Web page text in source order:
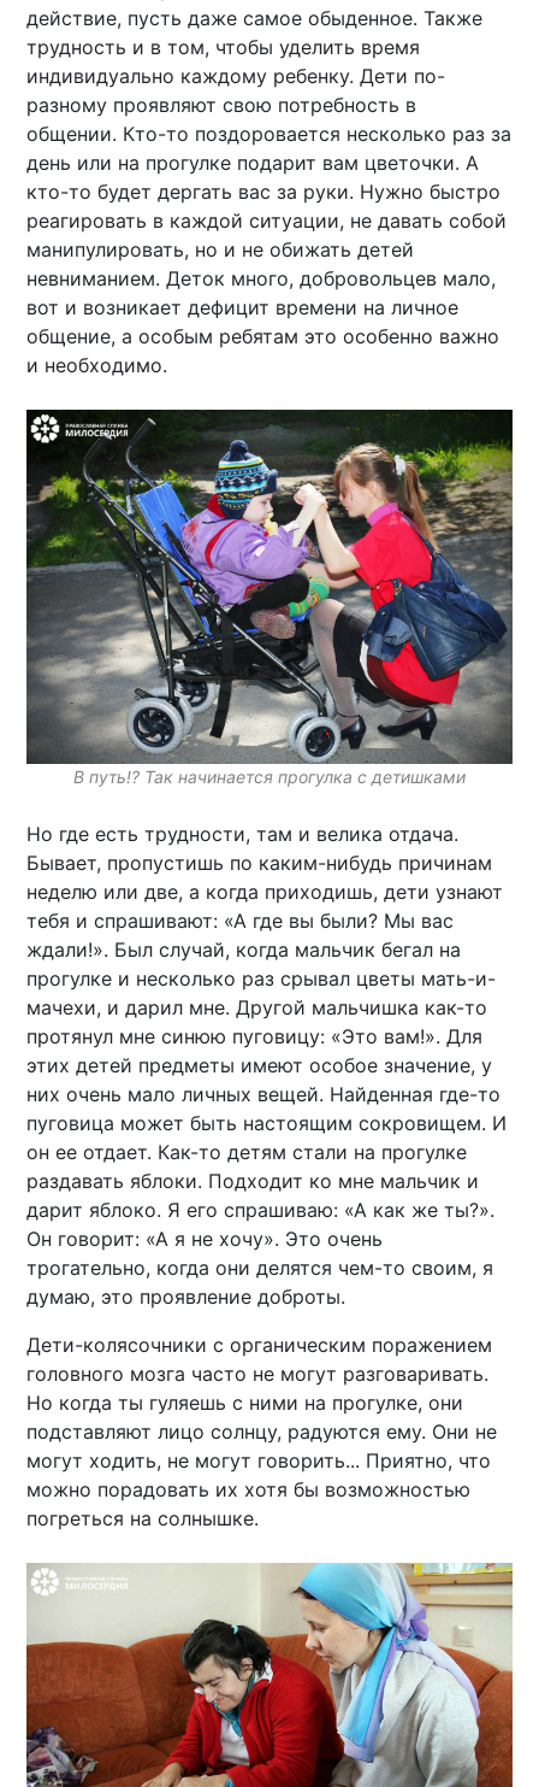
действие, пусть даже самое обыденное. Также
трудность и в том, чтобы уделить время
индивидуально каждому ребенку. Дети по-
разному проявляют свою потребность в
общении. Кто-то поздоровается несколько раз за
день или на прогулке подарит вам цветочки. А
кто-то будет дергать вас за руки. Нужно быстро
реагировать в каждой ситуации, не давать собой
манипулировать, но и не обижать детей
невниманием. Деток много, добровольцев мало,
вот и возникает дефицит времени на личное
общение, а особым ребятам это особенно важно
и необходимо.
В путь!? Так начинается прогулка с детишками
Но где есть трудности, там и велика отдача.
Бывает, пропустишь по каким-нибудь причинам
неделю или две, а когда приходишь, дети узнают
тебя и спрашивают: «А где вы были? Мы вас
ждали!». Был случай, когда мальчик бегал на
прогулке и несколько раз срывал цветы мать-и-
мачехи, и дарил мне. Другой мальчишка как-то
протянул мне синюю пуговицу: «Это вам!». Для
этих детей предметы имеют особое значение, у
них очень мало личных вещей. Найденная где-то
пуговица может быть настоящим сокровищем. И
он ее отдает. Как-то детям стали на прогулке
раздавать яблоки. Подходит ко мне мальчик и
дарит яблоко. Я его спрашиваю: «А как же ты?».
Он говорит: «А я не хочу». Это очень
трогательно, когда они делятся чем-то своим, я
думаю, это проявление доброты.
Дети-колясочники с органическим поражением
головного мозга часто не могут разговаривать.
Но когда ты гуляешь с ними на прогулке, они
подставляют лицо солнцу, радуются ему. Они не
могут ходить, не могут говорить... Приятно, что
можно порадовать их хотя бы возможностью
погреться на солнышке.